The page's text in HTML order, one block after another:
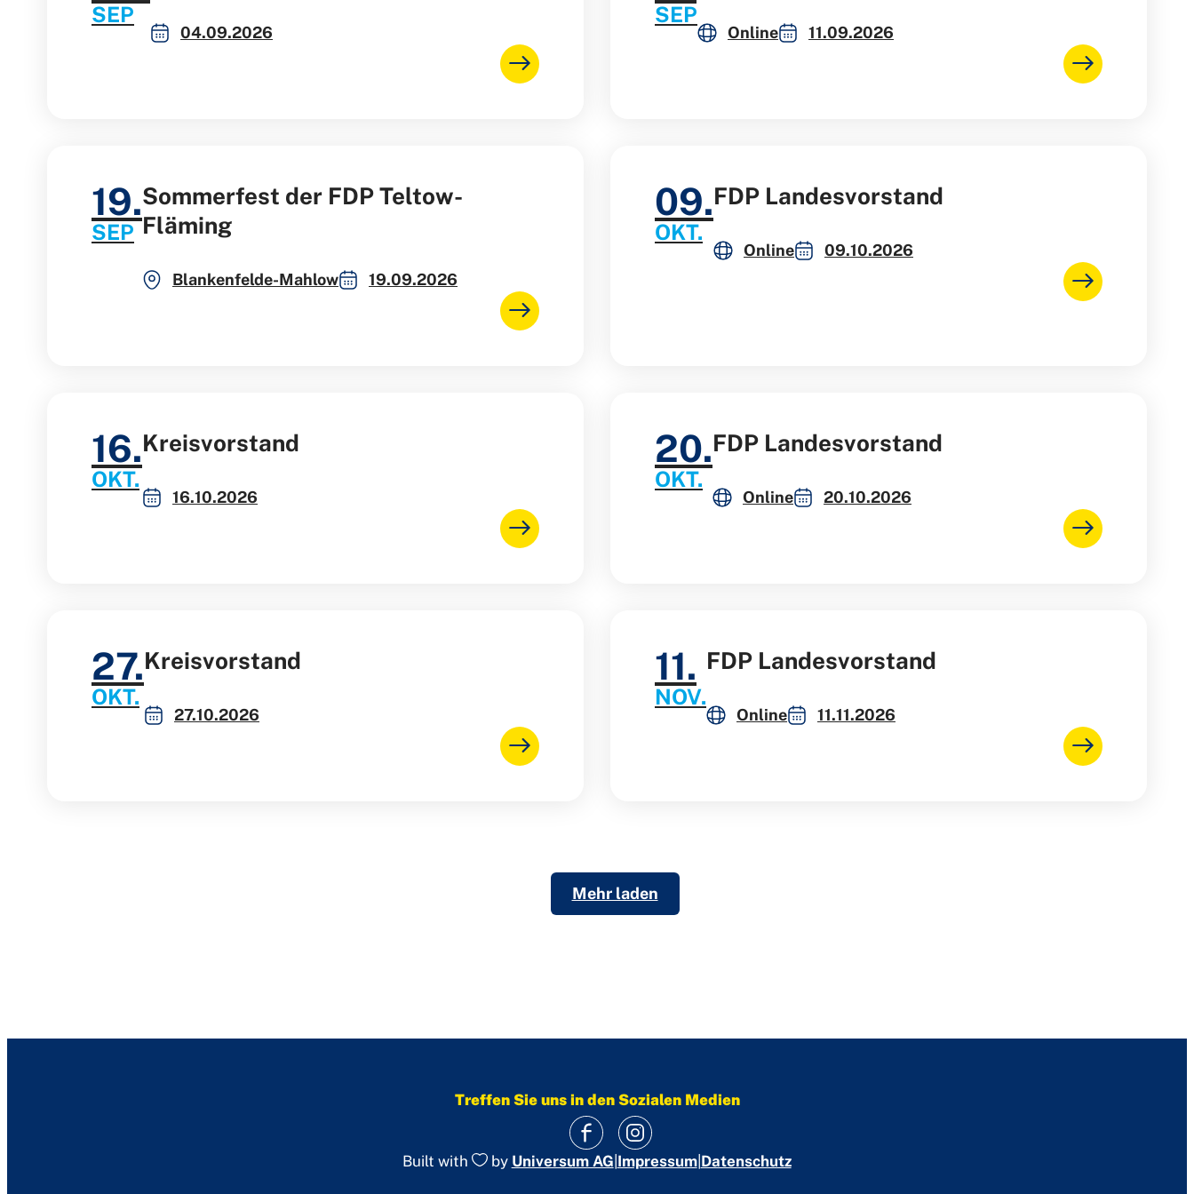
SEP
04.09.2026
SEP
Online 11.09.2026
19.
SEP
Sommerfest der FDP Teltow-
Fläming
Blankenfelde-Mahlow 19.09.2026
09.
OKT.
FDP Landesvorstand
Online 09.10.2026
16.
OKT.
Kreisvorstand
16.10.2026
20.
OKT.
FDP Landesvorstand
Online 20.10.2026
27.
OKT.
Kreisvorstand
27.10.2026
11.
NOV.
FDP Landesvorstand
Online 11.11.2026
Mehr laden
Treffen Sie uns in den Sozialen Medien
Built with by Universum AG Impressum| Datenschutz